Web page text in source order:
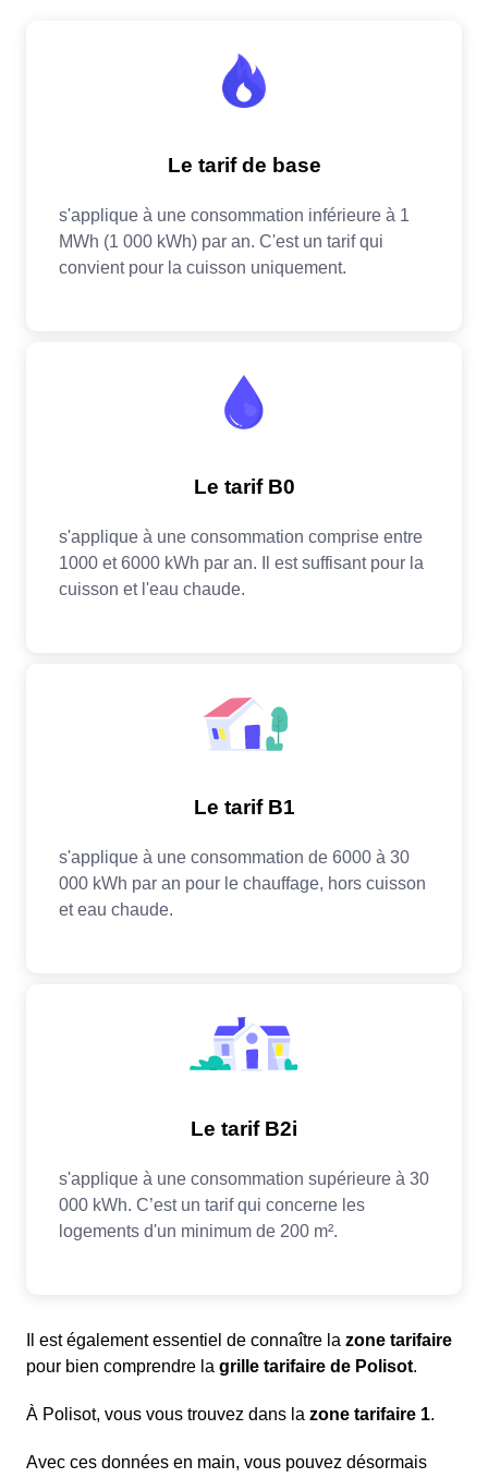
Il est également essentiel de connaître la zone tarifaire
pour bien comprendre la grille tarifaire de Polisot.
À Polisot, vous vous trouvez dans la zone tarifaire 1.
Avec ces données en main, vous pouvez désormais